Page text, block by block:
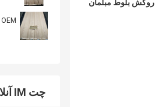
چت IM آنلاین در حال حاضر
روکش بلوط مبلمان